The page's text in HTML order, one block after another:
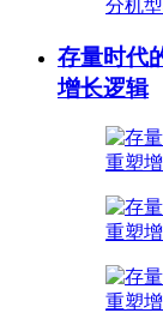
存量时代
增长逻辑